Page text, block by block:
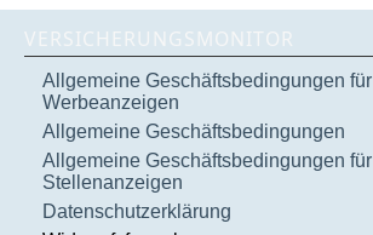
VERSICHERUNGSMONITOR
Allgemeine Geschäftsbedingungen für
Werbeanzeigen
Allgemeine Geschäftsbedingungen
Allgemeine Geschäftsbedingungen für
Stellenanzeigen
Datenschutzerklärung